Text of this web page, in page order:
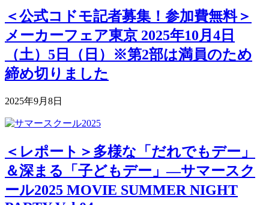
＜公式コドモ記者募集！参加費無料＞
メーカーフェア東京 2025年10月4日
（土）5日（日）※第2部は満員のため
締め切りました
2025年9月8日
＜レポート＞多様な「だれでもデー」
＆深まる「子どもデー」―サマースク
ール2025 MOVIE SUMMER NIGHT